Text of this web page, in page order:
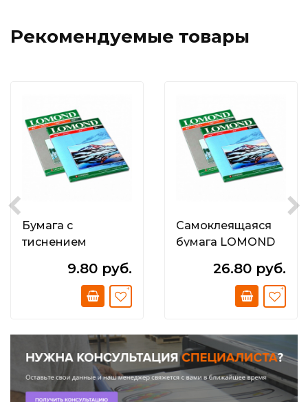
Рекомендуемые товары
Бумага с
тиснением
матовая9.80 руб.
Самоклеящаяся
бумага LOMOND
Матовая; 90 г/м2;
26.80 руб.